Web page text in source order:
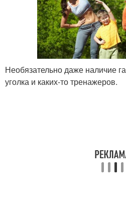
Необязательно даже наличие
уголка и каких-то тренажеров.